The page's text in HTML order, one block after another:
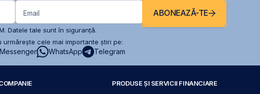
Email ABONEAZĂ-TE
Datele tale sunt în siguranță.
urmărește cele mai importante știri pe:
Messenger WhatsApp Telegram
PRODUSE ȘI SERVICII FINANCIARE